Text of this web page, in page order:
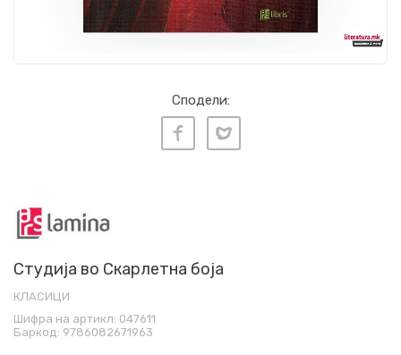
Сподели:
Студија во Скарлетна боја
КЛАСИЦИ
Шифра на артикл: 047611
Баркод: 9786082671963